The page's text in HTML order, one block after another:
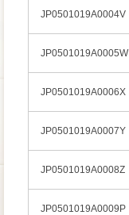
JP0501019A0004V
JP0501019A0005W
JP0501019A0006X
JP0501019A0007Y
JP0501019A0008Z
JP0501019A0009P